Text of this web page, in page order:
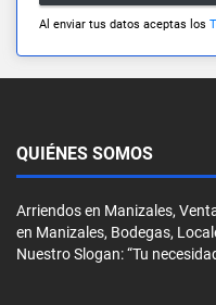
Al enviar tus datos aceptas los
QUIÉNES SOMOS
Arriendos en Manizales,
en Manizales, Bodegas,
Nuestro Slogan: “Tu